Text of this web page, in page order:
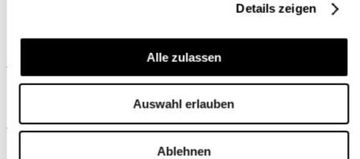
Details zeigen
Alle zulassen
Auswahl erlauben
Ablehnen
Ähnliche Produkte
Wird oft zusammen gekauft